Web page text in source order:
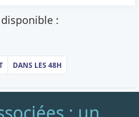
:
DANS LES 48H